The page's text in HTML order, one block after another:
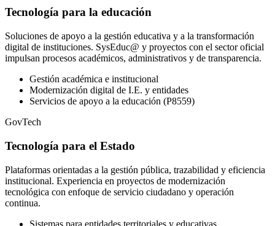
Tecnología para la educación
Soluciones de apoyo a la gestión educativa y a la transformación
digital de instituciones. SysEduc@ y proyectos con el sector oficial
impulsan procesos académicos, administrativos y de transparencia.
Gestión académica e institucional
Modernización digital de I.E. y entidades
Servicios de apoyo a la educación (P8559)
GovTech
Tecnología para el Estado
Plataformas orientadas a la gestión pública, trazabilidad y eficiencia
institucional. Experiencia en proyectos de modernización
tecnológica con enfoque de servicio ciudadano y operación
continua.
Sistemas para entidades territoriales y educativas